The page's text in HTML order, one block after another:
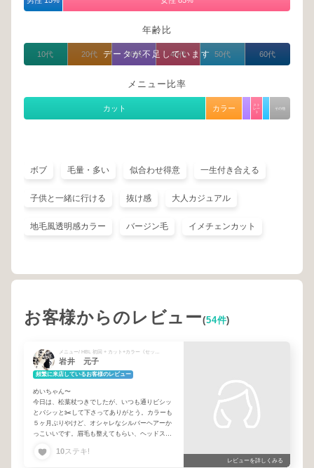
年齢比
データが不足しています
10代 20代 30代 40代 50代 60代
メニュー比率
カット カラー
スト
レー
ト
その他
ボブ 毛量・多い 似合わせ得意 一生付き合える
子供と一緒に行ける 抜け感 大人カジュアル
地毛風透明感カラー バージン毛 イメチェンカット
お客様からのレビュー(54件)
岩井 元子
頻繁に来店しているお客様のレビュー
めいちゃん〜
今日は、松葉杖つきでしたが、いつも通りビシッ
とバシッと✂️して下さってありがとう。カラーも
５ヶ月ぶりやけど、オシャレなシルバーヘアーか
っこいいです。眉毛も整えてもらい、ヘッドスパ
して帰って来ました。またお願いします🎵
10ステキ!
レビューを詳しくみる